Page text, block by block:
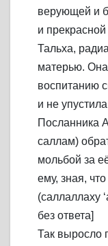
верующей и
и
Тальха,
матерью.
воспитанию
и не
Посланника
саллам)
мольбой за
ему, зная,
(саллаллаху
без ответа]
Так выросло